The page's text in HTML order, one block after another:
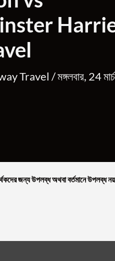
Travel /মঙ্গলবার, 24
জন্য উপলব্ধ অথবা বর্তমানে উপলব্ধ